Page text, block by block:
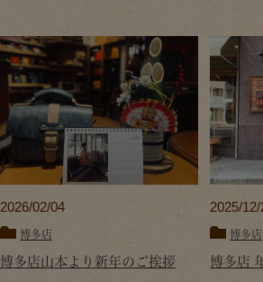
2026/02/04
博多店
博多店山本より新年のご挨拶
2025/
博多店
博多店